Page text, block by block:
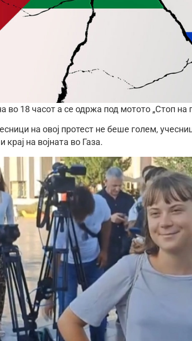
во 18 часот а се одржа под мотото „Стоп на
на овој протест не беше голем,
крај на војната во Газа.